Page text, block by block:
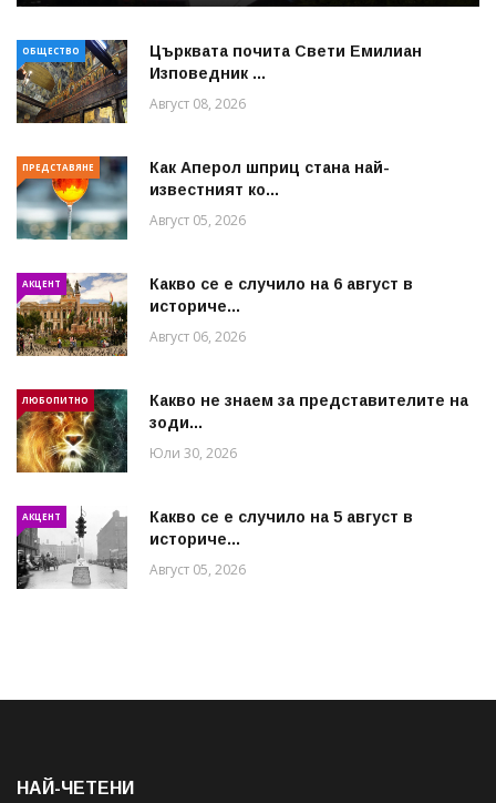
ОБЩЕСТВО
Църквата почита Свeти Емилиан
Изповедник ...
Август 08, 2026
ПРЕДСТАВЯНЕ
Как Аперол шприц стана най-
известният ко...
Август 05, 2026
АКЦЕНТ
Какво се е случило на 6 август в
историче...
Август 06, 2026
ЛЮБОПИТНО
Какво не знаем за представителите на
зоди...
Юли 30, 2026
АКЦЕНТ
Какво се е случило на 5 август в
историче...
Август 05, 2026
НАЙ-ЧЕТЕНИ